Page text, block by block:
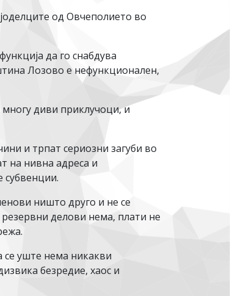
од Овчеполието во
да го снабдува
Лозово е нефункционален,
диви приклучоци, и
и трпат сериозни загуби во
на нивна адреса и
субвенции.
ништо друго и не се
делови нема, плати не
се уште нема никакви
безредие, хаос и